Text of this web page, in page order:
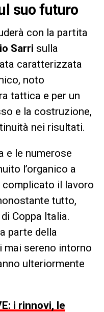
suo futuro
con la partita
Sarri sulla
caratterizzata
noto
tattica e per un
e la costruzione,
nei risultati.
e le numerose
l’organico a
il lavoro
tutto,
Coppa Italia.
parte della
sereno intorno
ulteriormente
i rinnovi, le